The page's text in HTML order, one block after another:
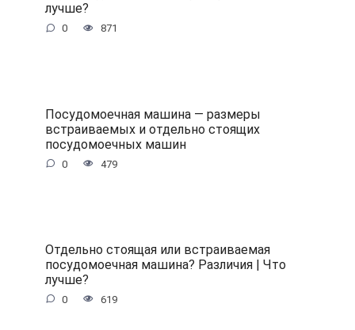
лучше?
0 871
Посудомоечная машина — размеры
встраиваемых и отдельно стоящих
посудомоечных машин
0 479
Отдельно стоящая или встраиваемая
посудомоечная машина? Различия | Что
лучше?
0 619